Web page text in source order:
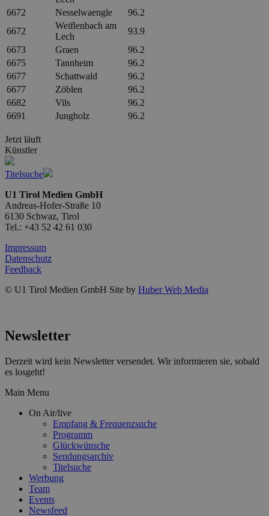
6672
Nesselwaengle
96.2
6672
Weiﬂenbach am
Lech
93.9
6673
Graen
96.2
6675
Tannheim
96.2
6677
Schattwald
96.2
6677
Zöblen
96.2
6682
Vils
96.2
6691
Jungholz 96.2
Jetzt läuft
Künstler
Titelsuche
U1 Tirol Medien GmbH
Andreas-Hofer-Straße 10
6130 Schwaz, Tirol
Tel.: +43 52 42 61 030
Impressum
Datenschutz
Feedback
© U1 Tirol Medien GmbH Site by Huber Web Media
Newsletter
Derzeit wird kein Newsletter versendet. Wir informieren sie, sobald
es losgeht!
Main Menu
On Air/live
Empfang & Frequenzsuche
Programm
Glückwünsche
Sendungsarchiv
Titelsuche
Werbung
Team
Events
Newsfeed